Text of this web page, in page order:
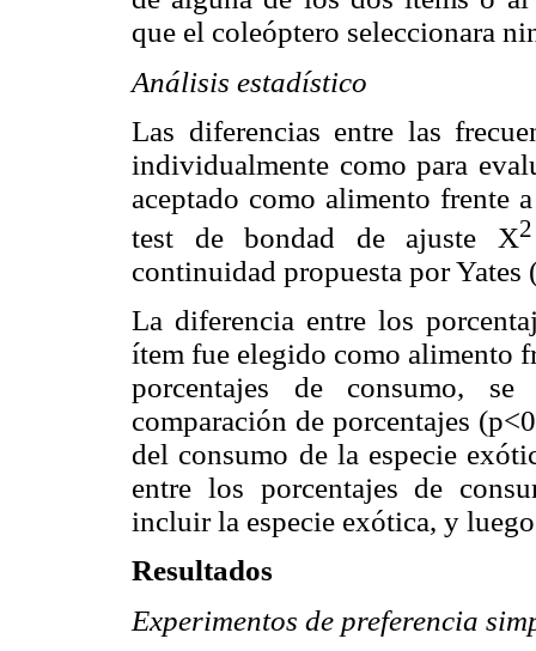
que el coleóptero seleccionara
Análisis estadístico
Las diferencias entre las
individualmente como para
aceptado como alimento frente
test de bondad de ajuste X2
continuidad propuesta por Yates
La diferencia entre los
ítem fue elegido como alimento
porcentajes de consumo,
comparación de porcentajes
del consumo de la especie
entre los porcentajes de
incluir la especie exótica, y
Resultados
Experimentos de preferencia